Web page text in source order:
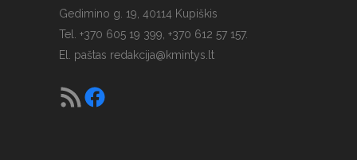
Gedimino g. 19, 40114 Kupiškis
Tel. +370 605 19 399, +370 612 57 157.
El. paštas redakcija@kmintys.lt